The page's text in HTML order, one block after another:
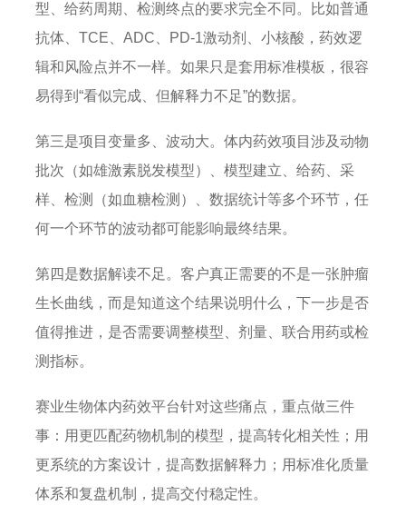
型、给药周期、检测终点的要求完全不同。比如普通
抗体、TCE、ADC、PD-1激动剂、小核酸，药效逻
辑和风险点并不一样。如果只是套用标准模板，很容
易得到“看似完成、但解释力不足”的数据。
第三是项目变量多、波动大。体内药效项目涉及动物
批次（如雄激素脱发模型）、模型建立、给药、采
样、检测（如血糖检测）、数据统计等多个环节，任
何一个环节的波动都可能影响最终结果。
第四是数据解读不足。客户真正需要的不是一张肿瘤
生长曲线，而是知道这个结果说明什么，下一步是否
值得推进，是否需要调整模型、剂量、联合用药或检
测指标。
赛业生物体内药效平台针对这些痛点，重点做三件
事：用更匹配药物机制的模型，提高转化相关性；用
更系统的方案设计，提高数据解释力；用标准化质量
体系和复盘机制，提高交付稳定性。